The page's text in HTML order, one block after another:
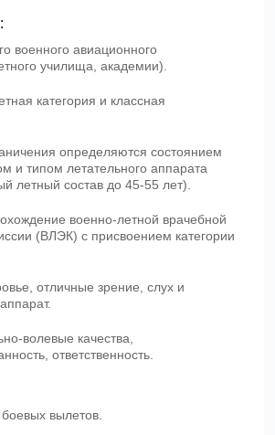
военного авиационного
училища, академии).
категория и классная
определяются состоянием
и типом летательного аппарата
летный состав до 45-55 лет).
военно-летной врачебной
(ВЛЭК) с присвоением категории
отличные зрение, слух и
волевые качества,
ответственность.
вылетов.